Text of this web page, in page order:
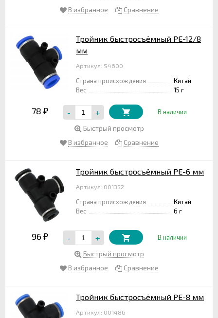
В избранное
Сравнение
Тройник быстросъёмный PE-12/8
мм
Артикул: S4600
Страна происхождения
Китай
Вес
15 г
78 ₽ - + В наличии
Быстрый просмотр
В избранное
Сравнение
Тройник быстросъёмный PE-6 мм
Артикул: 001352
Страна происхождения
Китай
Вес
6 г
96 ₽ - + В наличии
Быстрый просмотр
В избранное
Сравнение
Тройник быстросъёмный PE-8 мм
Артикул: 001486